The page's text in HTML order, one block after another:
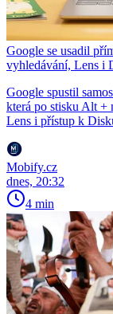
Google se usadil
vyhledávání, Lens i
Google spustil
která po stisku Alt +
Lens i přístup k
Mobify.cz
dnes, 20:32
4 min